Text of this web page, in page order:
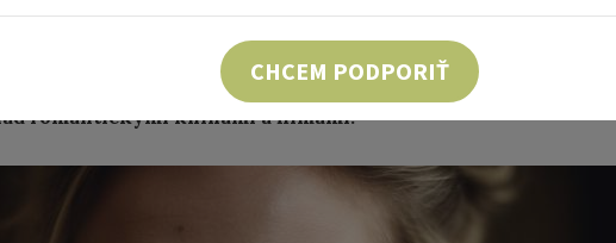
naše tajné plány a sny?
hrávali na nevinné princezné – zajaté hrozivým
v žiarivom brnení. Vyrástli sme z hrania sa, ale ako
romantickými knihami a filmami.
CHCEM PODPORIŤ